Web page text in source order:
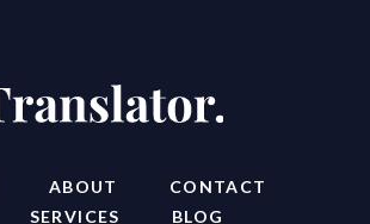
ABOUT
CONTACT
SERVICES
BLOG